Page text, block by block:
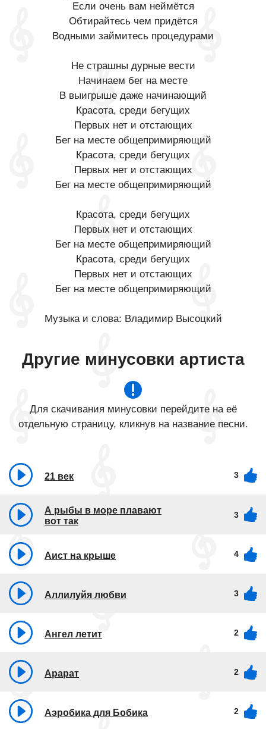
Если очень вам неймётся
Обтирайтесь чем придётся
Водными займитесь процедурами
Не страшны дурные вести
Начинаем бег на месте
В выигрыше даже начинающий
Красота, среди бегущих
Первых нет и отстающих
Бег на месте общепримиряющий
Красота, среди бегущих
Первых нет и отстающих
Бег на месте общепримиряющий
Красота, среди бегущих
Первых нет и отстающих
Бег на месте общепримиряющий
Красота, среди бегущих
Первых нет и отстающих
Бег на месте общепримиряющий
Музыка и слова: Владимир Высоцкий
Другие минусовки артиста
Для скачивания минусовки перейдите на её
отдельную страницу, кликнув на название песни.
21 век 3
А рыбы в море плавают
вот так
3
Аист на крыше 4
Аллилуйя любви 3
Ангел летит 2
Арарат 2
Аэробика для Бобика 2